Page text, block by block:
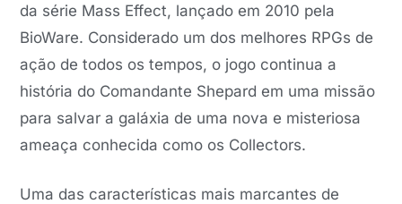
da série Mass Effect, lançado em 2010 pela
BioWare. Considerado um dos melhores RPGs de
ação de todos os tempos, o jogo continua a
história do Comandante Shepard em uma missão
para salvar a galáxia de uma nova e misteriosa
ameaça conhecida como os Collectors.
Uma das características mais marcantes de